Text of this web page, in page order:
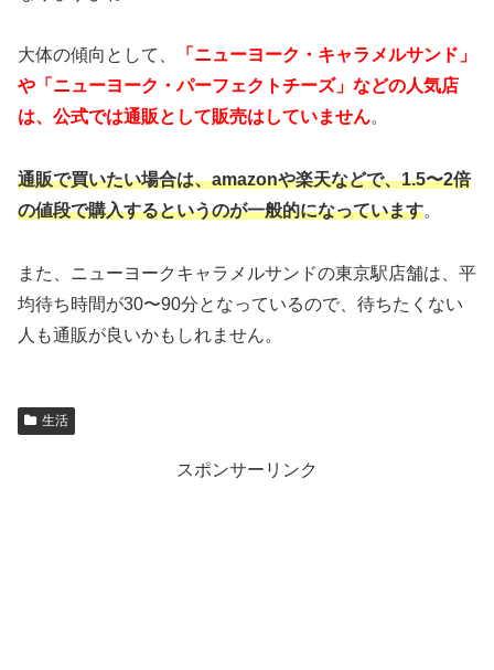
大体の傾向として、
「ニューヨーク・キャラメルサンド」
や「ニューヨーク・パーフェクトチーズ」などの人気店
は、 公式では通販として販売はしていません。
通販で買いたい場合は、amazonや楽天などで、1.5〜2倍
の値段で購入するというのが一般的になっています。
また、ニューヨークキャラメルサンドの東京駅店舗は、平
均待ち時間が30〜90分となっているので、待ちたくない
人も通販が良いかもしれません。
生活
スポンサーリンク